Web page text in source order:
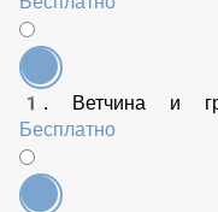
1. Мексиканская
Бесплатно